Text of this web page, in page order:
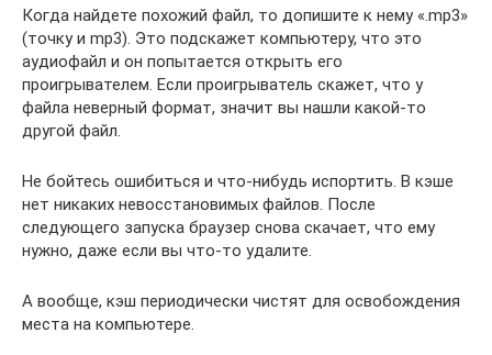
Когда найдете похожий файл, то допишите к нему «.mp3»
(точку и mp3). Это подскажет компьютеру, что это
аудиофайл и он попытается открыть его
проигрывателем. Если проигрыватель скажет, что у
файла неверный формат, значит вы нашли какой-то
другой файл.
Не бойтесь ошибиться и что-нибудь испортить. В кэше
нет никаких невосстановимых файлов. После
следующего запуска браузер снова скачает, что ему
нужно, даже если вы что-то удалите.
А вообще, кэш периодически чистят для освобождения
места на компьютере.